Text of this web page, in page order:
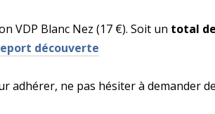
VDP Blanc Nez (17 €). Soit un total
découverte
adhérer, ne pas hésiter à demander